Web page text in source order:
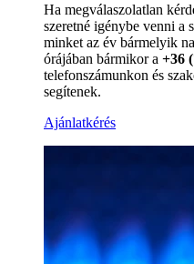
Ha megválaszolatlan
szeretné igénybe venni a
minket az év bármelyik
órájában bármikor a +36
telefonszámunkon és
segítenek.
Ajánlatkérés